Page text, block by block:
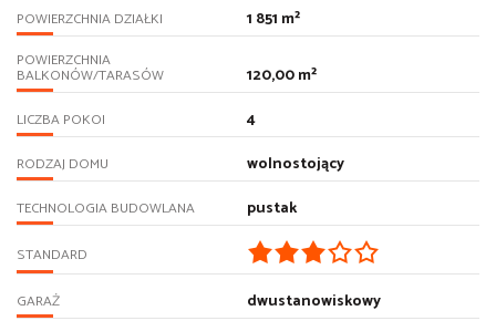
POWIERZCHNIA DZIAŁKI 1 851 m²
POWIERZCHNIA
BALKONÓW/TARASÓW 120,00 m²
LICZBA POKOI 4
RODZAJ DOMU wolnostojący
TECHNOLOGIA BUDOWLANA pustak
STANDARD
GARAŻ dwustanowiskowy